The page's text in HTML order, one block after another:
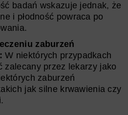
badań wskazuje jednak, że
i płodność powraca po
zaburzeń
W niektórych przypadkach
zalecany przez lekarzy jako
zaburzeń
jak silne krwawienia czy